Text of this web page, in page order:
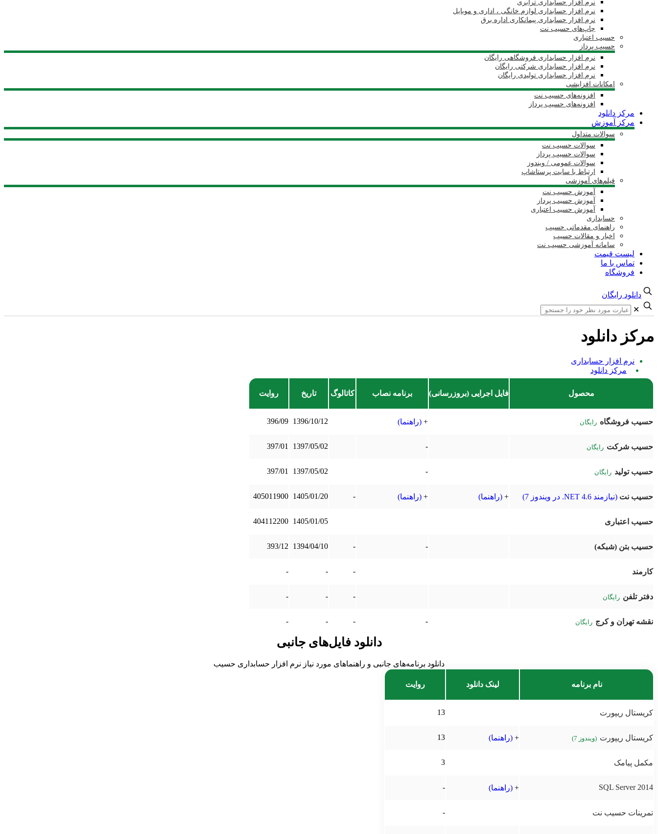
نرم افزار حسابداری ترابری
نرم افزار حسابداری لوازم خانگی ، اداری و موبایل
نرم افزار حسابداری پیمانکاری اداره برق
چاپ‌های حسیب نت
حسیب اعتباری
حسیب پرداز
نرم افزار حسابداری فروشگاهی رایگان
نرم افزار حسابداری شرکتی رایگان
نرم افزار حسابداری تولیدی رایگان
امکانات افزایشی
افزونه‌های حسیب نت
افزونه‌های حسیب پرداز
مرکز دانلود
مرکز آموزش
سوالات متداول
سوالات حسیب نت
سوالات حسیب پرداز
سوالات عمومی / ویندوز
ارتباط با سایت پرستاشاپ
فیلم‌های آموزشی
آموزش حسیب نت
آموزش حسیب پرداز
آموزش حسیب اعتباری
حسابداری
راهنمای مقدماتی حسیب
اخبار و مقالات حسیب
سامانه آموزشی حسیب نت
لیست قیمت
تماس با ما
فروشگاه
دانلود رایگان
✕
مرکز دانلود
نرم افزار حسابداری
مرکز دانلود
محصول فایل اجرایی (بروزرسانی) برنامه نصاب کاتالوگ تاریخ روایت
حسیب فروشگاه رایگان + (راهنما) 1396/10/12
396/09
حسیب شرکت رایگان -
1397/05/02
397/01
حسیب تولید رایگان -
1397/05/02
397/01
حسیب نت (نیازمند 4.6 NET. در ویندوز 7) + (راهنما) + (راهنما) -
1405/01/20
405011900
حسیب اعتباری 1405/01/05
404112200
حسیب بتن (شبکه) -
-
1394/04/10
393/12
کارمند -
-
-
دفتر تلفن رایگان -
-
-
نقشه تهران و کرج رایگان -
-
-
-
دانلود فایل‌های جانبی
دانلود برنامه‌های جانبی و راهنماهای مورد نیاز نرم افزار حسابداری حسیب
نام برنامه لینک دانلود روایت
کریستال ریپورت 13
کریستال ریپورت (ویندوز 7) + (راهنما) 13
مکمل پیامک 3
SQL Server 2014
+ (راهنما) -
تمرينات حسیب نت -